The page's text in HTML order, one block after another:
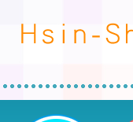
neilctes網